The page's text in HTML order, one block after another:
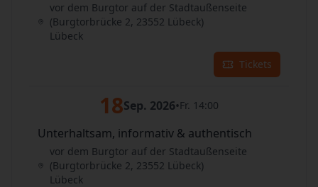
vor dem Burgtor auf der Stadtaußenseite
(Burgtorbrücke 2, 23552 Lübeck)
Lübeck
Tickets
18Sep. 2026•Fr. 14:00
Unterhaltsam, informativ & authentisch
vor dem Burgtor auf der Stadtaußenseite
(Burgtorbrücke 2, 23552 Lübeck)
Lübeck